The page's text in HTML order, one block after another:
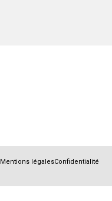
Mentions légalesConfidentialité